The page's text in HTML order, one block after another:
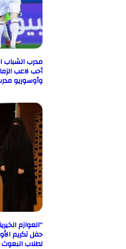
مدرب الشباب السابق:
أحب لاعب الزمالك جدًا..
وأوسوريو مدرب عظيم
“العوازم الخيرية” دعمت
حفل تكريم الأوقاف
لطلاب البعوث بالكويت